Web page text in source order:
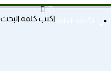
اكتب كلمة البحث